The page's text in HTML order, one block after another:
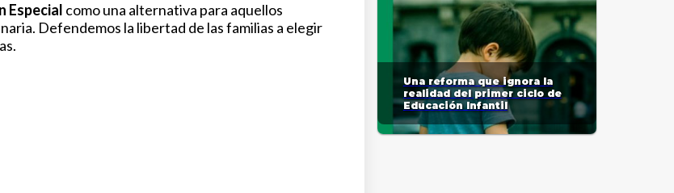
Especial como una alternativa para aquellos
Defendemos la libertad de las familias a elegir
Una reforma que ignora la
realidad del primer ciclo de
Educación Infantil